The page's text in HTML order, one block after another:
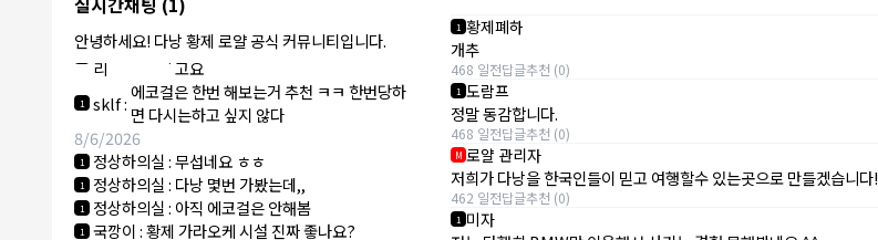
안녕하세요! 다낭 황제 로얄 공식 커뮤니티입니다.
NY런던파리 :저도 많이 들었습니다 ㅋㅋ
NY런던파
리
:에코걸 하는 놈들 있으면 다 조지려
고요
1 sklf: 에코걸은 한번 해보는거 추천 ㅋㅋ 한번당하
면 다시는하고 싶지 않다
8/6/2026
1 정상하의실:무섭네요 ㅎㅎ
1 정상하의실: 다낭 몇번 가봤는데,,
1 정상하의실: 아직 에코걸은 안해봄
1 국깡이:황제 가라오케 시설 진짜 좋나요?
1 황제폐하
개추
468 일전답글추천 (0)
1 도람프
정말 동감합니다.
468 일전답글추천 (0)
M 로얄 관리자
저희가 다낭을 한국인들이 믿고 여행할수 있는곳으로 만들겠습니다!
462 일전답글추천 (0)
1 미자